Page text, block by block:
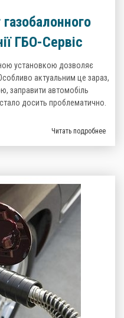
ГБО-Сервіс
установкою дозволяє
актуальним це зараз,
заправити автомобіль
досить проблематично.
Читать подробнее